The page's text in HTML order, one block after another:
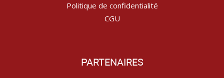
Politique de confidentialité
CGU
PARTENAIRES